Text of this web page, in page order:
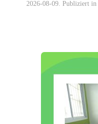
2026-08-09. Publiziert in